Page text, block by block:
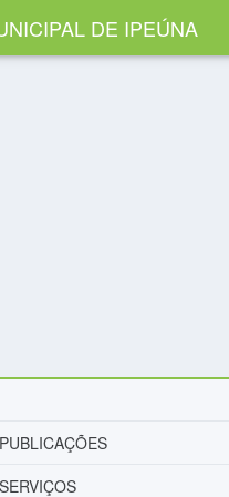
DE IPEÚNA
PUBLICAÇÕES
SERVIÇOS